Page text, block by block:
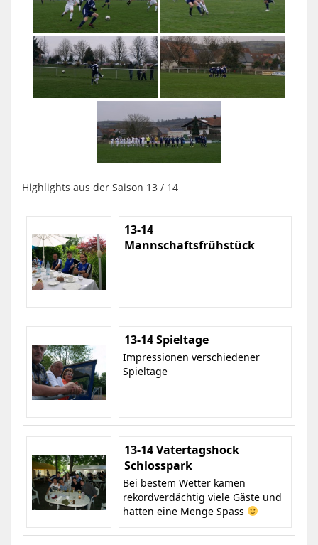
Highlights aus der Saison 13 / 14
13-14
Mannschaftsfrühstück
13-14 Spieltage
Impressionen verschiedener
Spieltage
13-14 Vatertagshock
Schlosspark
Bei bestem Wetter kamen
rekordverdächtig viele Gäste und
hatten eine Menge Spass